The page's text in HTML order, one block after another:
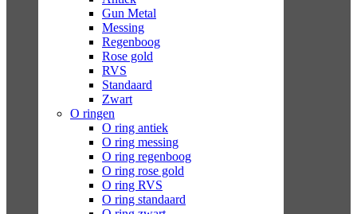
Gun Metal
Messing
Regenboog
Rose gold
RVS
Standaard
Zwart
O ringen
O ring antiek
O ring messing
O ring regenboog
O ring rose gold
O ring RVS
O ring standaard